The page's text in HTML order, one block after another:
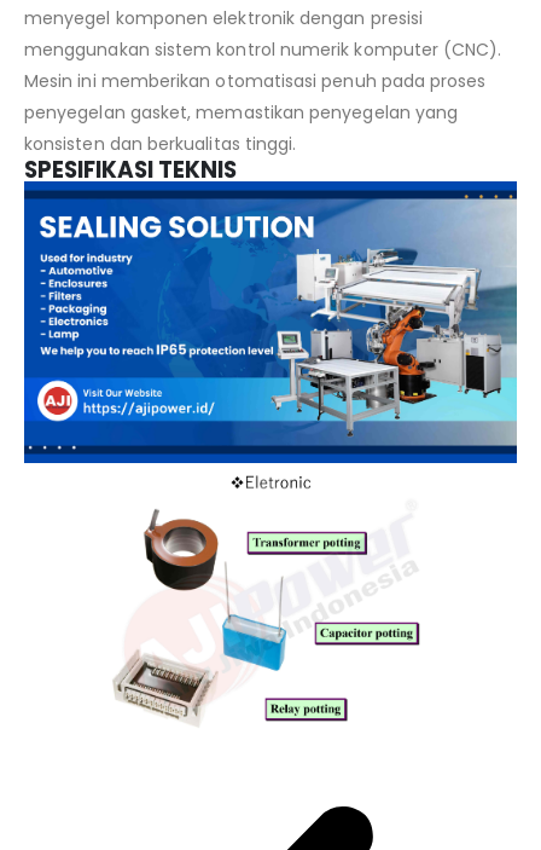
menyegel komponen elektronik dengan presisi
menggunakan sistem kontrol numerik komputer (CNC).
Mesin ini memberikan otomatisasi penuh pada proses
penyegelan gasket, memastikan penyegelan yang
konsisten dan berkualitas tinggi.
SPESIFIKASI TEKNIS